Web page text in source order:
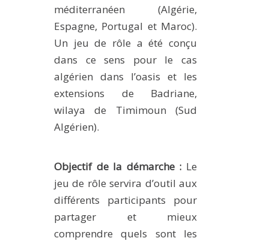
méditerranéen (Algérie,
Espagne, Portugal et Maroc).
Un jeu de rôle a été conçu
dans ce sens pour le cas
algérien dans l’oasis et les
extensions de Badriane,
wilaya de Timimoun (Sud
Algérien).
Objectif de la démarche : Le
jeu de rôle servira d’outil aux
différents participants pour
partager et mieux
comprendre quels sont les